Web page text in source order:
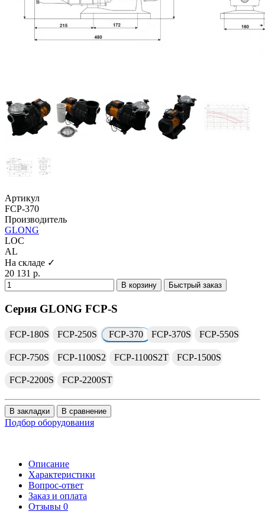
Артикул
FCP-370
Производитель
GLONG
LOC
AL
На складе ✓
20 131 р.
В корзину Быстрый заказ
Серия GLONG FCP-S
FCP-180S FCP-250S FCP-370 FCP-370S FCP-550S
FCP-750S FCP-1100S2 FCP-1100S2T FCP-1500S
FCP-2200S FCP-2200ST
В закладки В сравнение
Подбор оборудования
Описание
Характеристики
Вопрос-ответ
Заказ и оплата
Отзывы 0